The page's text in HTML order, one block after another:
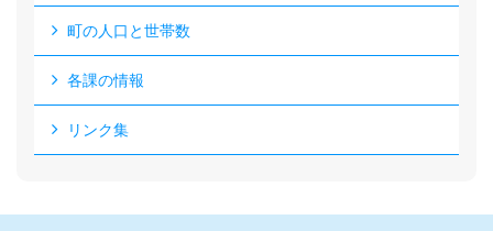
町の人口と世帯数
各課の情報
リンク集